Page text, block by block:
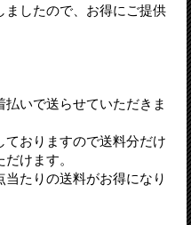
ましたので、お得にご提供
いで送らせていただきま
ておりますので送料分だけ
けます。
たりの送料がお得になり